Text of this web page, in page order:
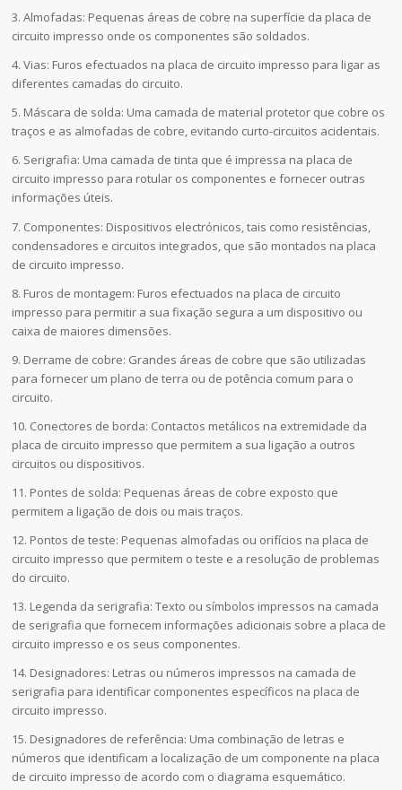
3. Almofadas: Pequenas áreas de cobre na superfície da placa de
circuito impresso onde os componentes são soldados.
4. Vias: Furos efectuados na placa de circuito impresso para ligar as
diferentes camadas do circuito.
5. Máscara de solda: Uma camada de material protetor que cobre os
traços e as almofadas de cobre, evitando curto-circuitos acidentais.
6. Serigrafia: Uma camada de tinta que é impressa na placa de
circuito impresso para rotular os componentes e fornecer outras
informações úteis.
7. Componentes: Dispositivos electrónicos, tais como resistências,
condensadores e circuitos integrados, que são montados na placa
de circuito impresso.
8. Furos de montagem: Furos efectuados na placa de circuito
impresso para permitir a sua fixação segura a um dispositivo ou
caixa de maiores dimensões.
9. Derrame de cobre: Grandes áreas de cobre que são utilizadas
para fornecer um plano de terra ou de potência comum para o
circuito.
10. Conectores de borda: Contactos metálicos na extremidade da
placa de circuito impresso que permitem a sua ligação a outros
circuitos ou dispositivos.
11. Pontes de solda: Pequenas áreas de cobre exposto que
permitem a ligação de dois ou mais traços.
12. Pontos de teste: Pequenas almofadas ou orifícios na placa de
circuito impresso que permitem o teste e a resolução de problemas
do circuito.
13. Legenda da serigrafia: Texto ou símbolos impressos na camada
de serigrafia que fornecem informações adicionais sobre a placa de
circuito impresso e os seus componentes.
14. Designadores: Letras ou números impressos na camada de
serigrafia para identificar componentes específicos na placa de
circuito impresso.
15. Designadores de referência: Uma combinação de letras e
números que identificam a localização de um componente na placa
de circuito impresso de acordo com o diagrama esquemático.